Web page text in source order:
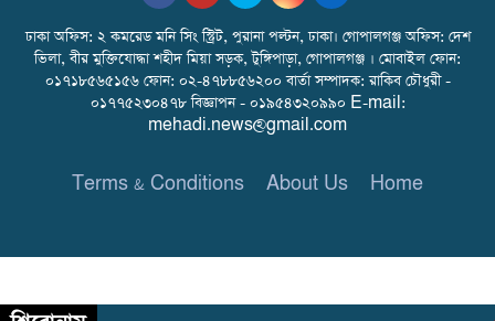
ঢাকা অফিস: ২ কমরেড মনি সিং স্ট্রিট, পুরানা পল্টন, ঢাকা। গোপালগঞ্জ অফিস: দেশ
ভিলা, বীর মুক্তিযোদ্ধা শহীদ মিয়া সড়ক, টুঙ্গিপাড়া, গোপালগঞ্জ । মোবাইল ফোন:
০১৭১৮৫৬৫১৫৬ ফোন: ০২-৪৭৮৮৫৬২০০ বার্তা সম্পাদক: রাকিব চৌধুরী -
০১৭৭৫২৩০৪৭৮ বিজ্ঞাপন - ০১৯৫৪৩২০৯৯০ E-mail:
mehadi.news@gmail.com
Terms & Conditions About Us Home